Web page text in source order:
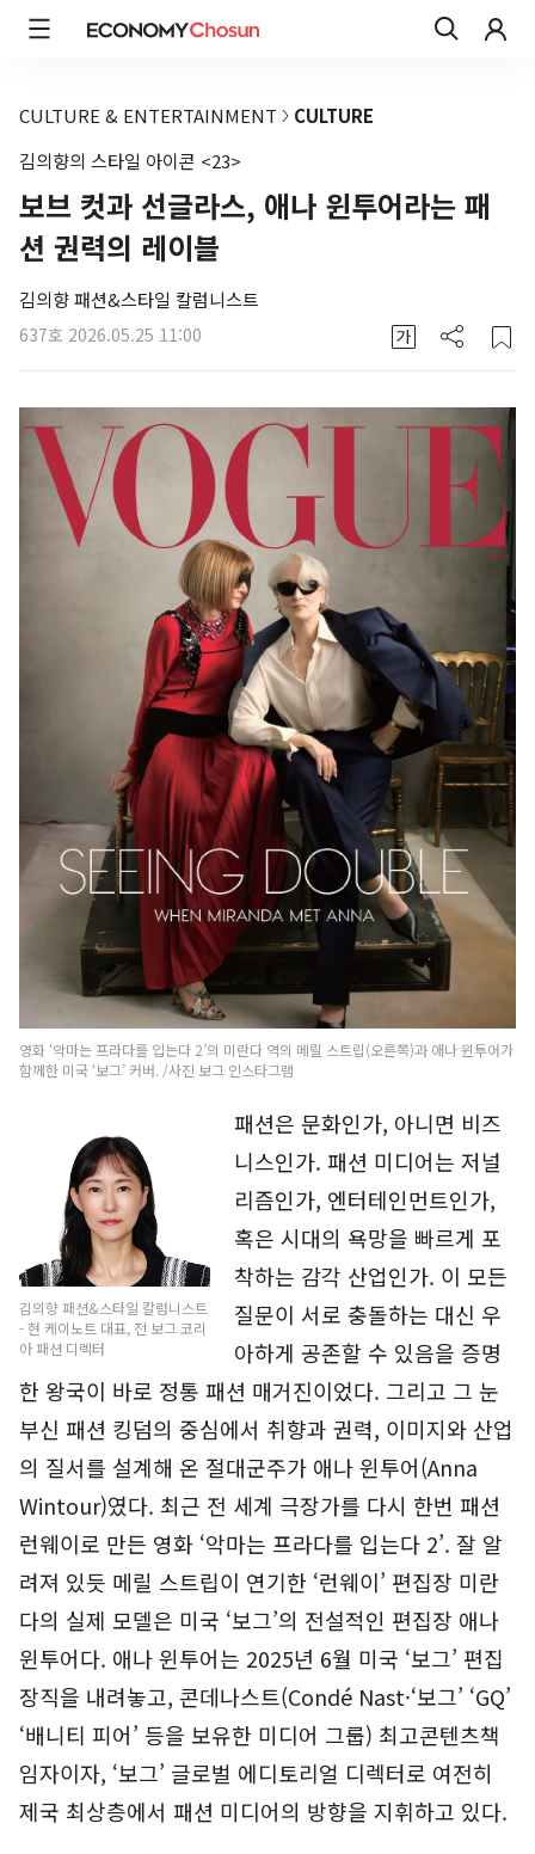
CULTURE & ENTERTAINMENT
CULTURE
김의향의 스타일 아이콘 <23>
보브 컷과 선글라스, 애나 윈투어라는 패
션 권력의 레이블
김의향 패션&스타일 칼럼니스트
637호 2026.05.25 11:00
영화 ‘악마는 프라다를 입는다 2’의 미란다 역의 메릴 스트립(오른쪽)과 애나 윈투어가
함께한 미국 ‘보그’ 커버. /사진 보그 인스타그램
김의향 패션&스타일 칼럼니스트
- 현 케이노트 대표, 전 보그 코리
아 패션 디렉터
패션은 문화인가, 아니면 비즈
니스인가. 패션 미디어는 저널
리즘인가, 엔터테인먼트인가,
혹은 시대의 욕망을 빠르게 포
착하는 감각 산업인가. 이 모든
질문이 서로 충돌하는 대신 우
아하게 공존할 수 있음을 증명
한 왕국이 바로 정통 패션 매거진이었다. 그리고 그 눈
부신 패션 킹덤의 중심에서 취향과 권력, 이미지와 산업
의 질서를 설계해 온 절대군주가 애나 윈투어(Anna
Wintour)였다. 최근 전 세계 극장가를 다시 한번 패션
런웨이로 만든 영화 ‘악마는 프라다를 입는다 2’. 잘 알
려져 있듯 메릴 스트립이 연기한 ‘런웨이’ 편집장 미란
다의 실제 모델은 미국 ‘보그’의 전설적인 편집장 애나
윈투어다. 애나 윈투어는 2025년 6월 미국 ‘보그’ 편집
장직을 내려놓고, 콘데나스트(Condé Nast·‘보그’ ‘GQ’
‘배니티 피어’ 등을 보유한 미디어 그룹) 최고콘텐츠책
임자이자, ‘보그’ 글로벌 에디토리얼 디렉터로 여전히
제국 최상층에서 패션 미디어의 방향을 지휘하고 있다.